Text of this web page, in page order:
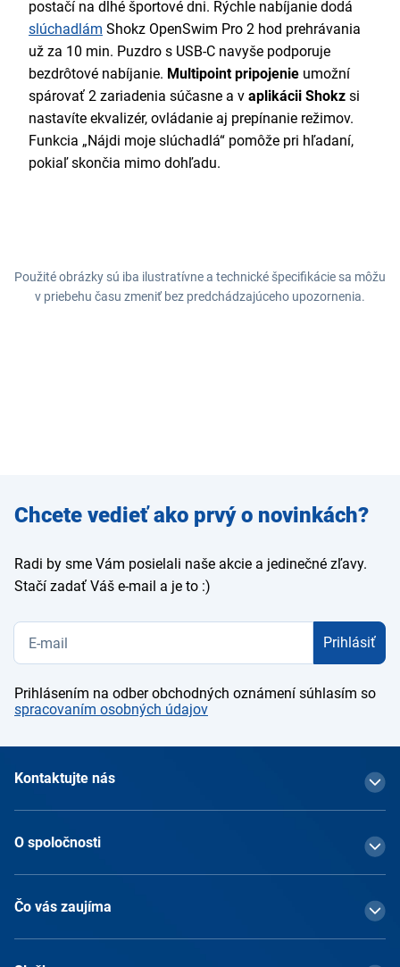
postačí na dlhé športové dni. Rýchle nabíjanie dodá
slúchadlám Shokz OpenSwim Pro 2 hod prehrávania
už za 10 min. Puzdro s USB-C navyše podporuje
bezdrôtové nabíjanie. Multipoint pripojenie umožní
spárovať 2 zariadenia súčasne a v aplikácii Shokz si
nastavíte ekvalizér, ovládanie aj prepínanie režimov.
Funkcia „Nájdi moje slúchadlá“ pomôže pri hľadaní,
pokiaľ skončia mimo dohľadu.
Použité obrázky sú iba ilustratívne a technické špecifikácie sa môžu
v priebehu času zmeniť bez predchádzajúceho upozornenia.
Zadajte
e-mail
Chcete vedieť ako prvý o novinkách?
Radi by sme Vám posielali naše akcie a jedinečné zľavy.
Stačí zadať Váš e-mail a je to :)
Prihlásiť
Prihlásením na odber obchodných oznámení súhlasím so
spracovaním osobných údajov
Kontaktujte nás
O spoločnosti
Čo vás zaujíma